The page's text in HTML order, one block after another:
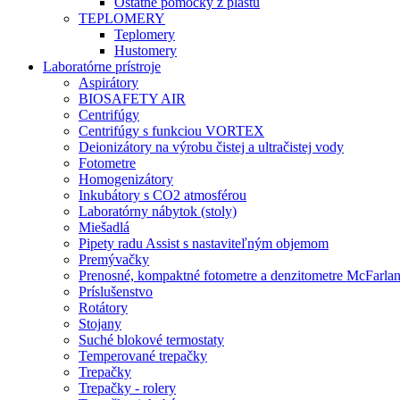
TEPLOMERY
Teplomery
Hustomery
Laboratórne prístroje
Aspirátory
BIOSAFETY AIR
Centrifúgy
Centrifúgy s funkciou VORTEX
Deionizátory na výrobu čistej a ultračistej vody
Fotometre
Homogenizátory
Inkubátory s CO2 atmosférou
Laboratórny nábytok (stoly)
Miešadlá
Pipety radu Assist s nastaviteľným objemom
Premývačky
Prenosné, kompaktné fotometre a denzitometre
Príslušenstvo
Rotátory
Stojany
Suché blokové termostaty
Temperované trepačky
Trepačky
Trepačky - rolery